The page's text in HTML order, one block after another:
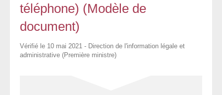
téléphone) (Modèle de
document)
Vérifié le 10 mai 2021 - Direction de l'information légale et
administrative (Première ministre)